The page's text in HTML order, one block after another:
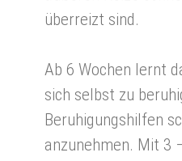
überreizt sind.
Ab 6 Wochen lernt
sich selbst zu
Beruhigungshilfen
anzunehmen. Mit 3